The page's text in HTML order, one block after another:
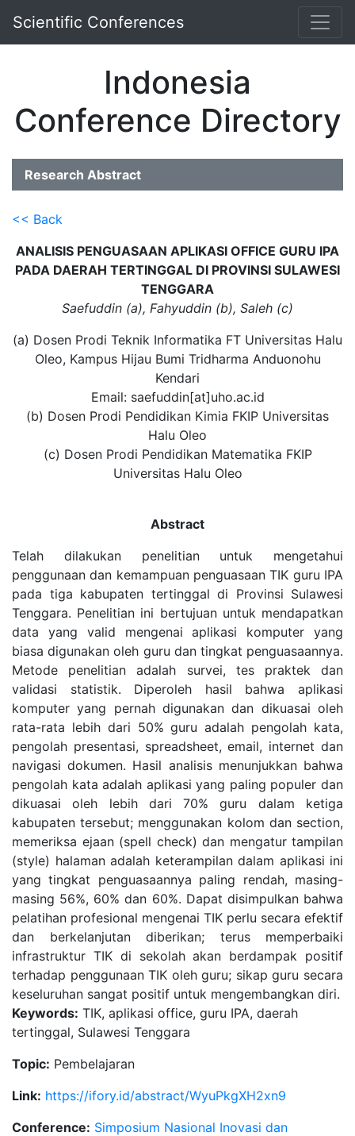
Scientific Conferences
Indonesia
Conference Directory
Research Abstract
<< Back
ANALISIS PENGUASAAN APLIKASI OFFICE GURU IPA
PADA DAERAH TERTINGGAL DI PROVINSI SULAWESI
TENGGARA
Saefuddin (a), Fahyuddin (b), Saleh (c)
(a) Dosen Prodi Teknik Informatika FT Universitas Halu
Oleo, Kampus Hijau Bumi Tridharma Anduonohu
Kendari
Email: saefuddin[at]uho.ac.id
(b) Dosen Prodi Pendidikan Kimia FKIP Universitas
Halu Oleo
(c) Dosen Prodi Pendidikan Matematika FKIP
Universitas Halu Oleo
Abstract
Telah dilakukan penelitian untuk mengetahui
penggunaan dan kemampuan penguasaan TIK guru IPA
pada tiga kabupaten tertinggal di Provinsi Sulawesi
Tenggara. Penelitian ini bertujuan untuk mendapatkan
data yang valid mengenai aplikasi komputer yang
biasa digunakan oleh guru dan tingkat penguasaannya.
Metode penelitian adalah survei, tes praktek dan
validasi statistik. Diperoleh hasil bahwa aplikasi
komputer yang pernah digunakan dan dikuasai oleh
rata-rata lebih dari 50% guru adalah pengolah kata,
pengolah presentasi, spreadsheet, email, internet dan
navigasi dokumen. Hasil analisis menunjukkan bahwa
pengolah kata adalah aplikasi yang paling populer dan
dikuasai oleh lebih dari 70% guru dalam ketiga
kabupaten tersebut; menggunakan kolom dan section,
memeriksa ejaan (spell check) dan mengatur tampilan
(style) halaman adalah keterampilan dalam aplikasi ini
yang tingkat penguasaannya paling rendah, masing-
masing 56%, 60% dan 60%. Dapat disimpulkan bahwa
pelatihan profesional mengenai TIK perlu secara efektif
dan berkelanjutan diberikan; terus memperbaiki
infrastruktur TIK di sekolah akan berdampak positif
terhadap penggunaan TIK oleh guru; sikap guru secara
keseluruhan sangat positif untuk mengembangkan diri.
Keywords: TIK, aplikasi office, guru IPA, daerah
tertinggal, Sulawesi Tenggara
Topic: Pembelajaran
Link: https://ifory.id/abstract/WyuPkgXH2xn9
Conference: Simposium Nasional Inovasi dan